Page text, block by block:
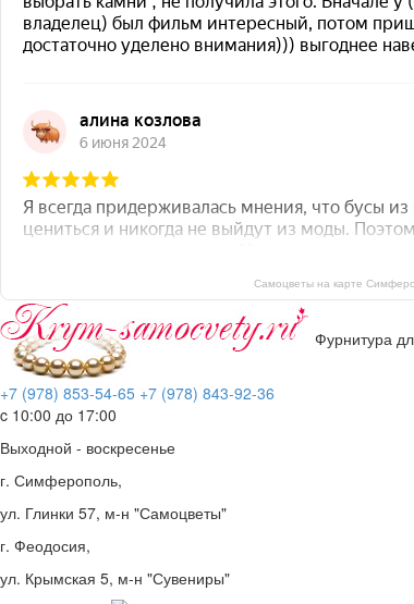
Самоцветы на карте
Фурнитура
+7 (978) 853-54-65 +7 (978) 843-92-36
c 10:00 до 17:00
Выходной - воскресенье
г. Симферополь,
ул. Глинки 57, м-н "Самоцветы"
г. Феодосия,
ул. Крымская 5, м-н "Сувениры"